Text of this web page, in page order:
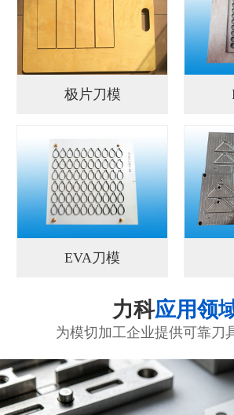
极片刀模
EVA刀模
力科应用领
为模切加工企业提供可靠刀